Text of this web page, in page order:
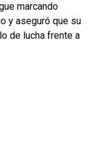
marcando
y aseguró que su
de lucha frente a